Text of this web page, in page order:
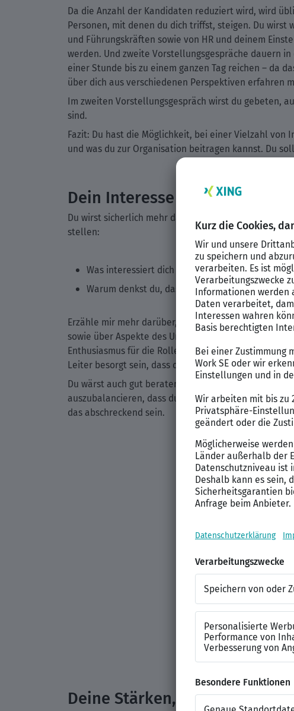
Da die Anzahl der Kandidaten reduziert wird, wird
Personen, mit denen du dich triffst, steigen. Du wirst
und Führungskräften sowie von HR und deinem
werden. Und zweite Vorstellungsgespräche dauern
einer Stunde bis zu einem ganzen Tag reichen – da
über dich aus verschiedenen Perspektiven erfahren
Im zweiten Vorstellungsgespräch wirst du gebeten,
sind.
Fazit: Du hast die Möglichkeit, bei einer Vielzahl
und was du zur Organisation beitragen kannst. Du
Dein Interesse an der Position
Du wirst sicherlich mehr darüber gefragt werden,
stellen:
Was interessiert dich an dieser Position und an
Warum denkst du, dass diese Rolle zu deinen
Erzähle mir mehr darüber, was dich zu diesem Job
sowie über Aspekte des Unternehmens, die dich
Enthusiasmus für die Rolle und für die Organisation
Leiter besorgt sein, dass du nur einen Fuß in die Tür
Du wärst auch gut beraten, die Recherche zu
auszubalancieren, dass du noch mehr zu lernen
das abschreckend sein.
Deine Stärken, Schwächen